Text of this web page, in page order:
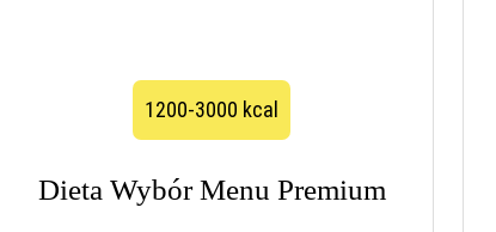
1200-3000 kcal
Dieta Wybór Menu Premium